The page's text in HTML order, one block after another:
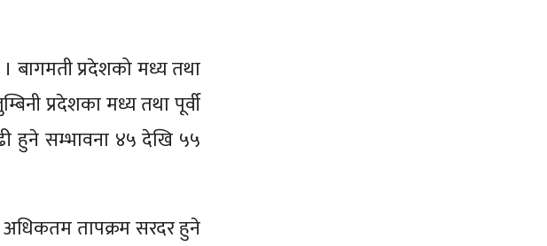
बागमती प्रदेशको मध्य तथा
प्रदेशका मध्य तथा पूर्वी
हुने सम्भावना ४५ देखि ५५
अधिकतम तापक्रम सरदर हुने